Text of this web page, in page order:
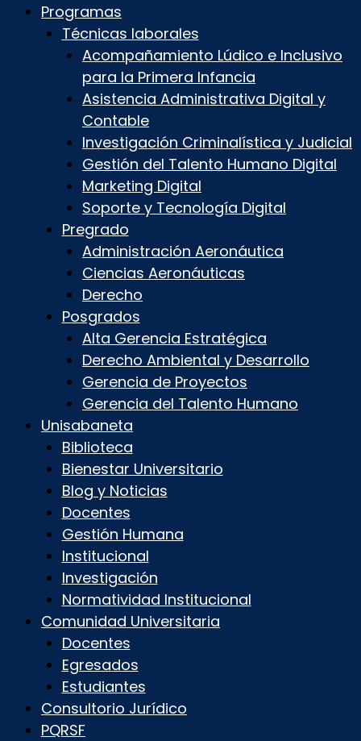
Programas
Técnicas laborales
Acompañamiento Lúdico e Inclusivo
para la Primera Infancia
Asistencia Administrativa Digital y
Contable
Investigación Criminalística y Judicial
Gestión del Talento Humano Digital
Marketing Digital
Soporte y Tecnología Digital
Pregrado
Administración Aeronáutica
Ciencias Aeronáuticas
Derecho
Posgrados
Alta Gerencia Estratégica
Derecho Ambiental y Desarrollo
Gerencia de Proyectos
Gerencia del Talento Humano
Unisabaneta
Biblioteca
Bienestar Universitario
Blog y Noticias
Docentes
Gestión Humana
Institucional
Investigación
Normatividad Institucional
Comunidad Universitaria
Docentes
Egresados
Estudiantes
Consultorio Jurídico
PQRSF